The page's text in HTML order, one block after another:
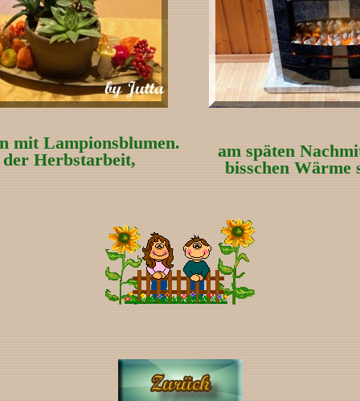
mit Lampionsblumen.
der Herbstarbeit,
am späten
bisschen Wärme